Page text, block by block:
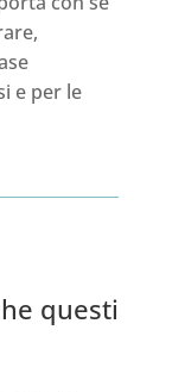
e per le
questi